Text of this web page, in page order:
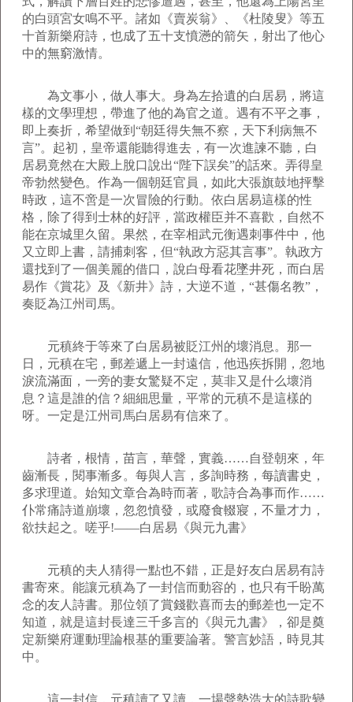
的白頭宮女鳴不平。諸如《賣炭翁》、《杜陵叟》等五
十首新樂府詩，也成了五十支憤懣的箭矢，射出了他心
中的無窮激情。
為文事小，做人事大。身為左拾遺的白居易，將這
樣的文學理想，帶進了他的為官之道。遇有不平之事，
即上奏折，希望做到“朝廷得失無不察，天下利病無不
言”。起初，皇帝還能聽得進去，有一次進諫不聽，白
居易竟然在大殿上脫口說出“陛下誤矣”的話來。弄得皇
帝勃然變色。作為一個朝廷官員，如此大張旗鼓地抨擊
時政，這不啻是一次冒險的行動。依白居易這樣的性
格，除了得到士林的好評，當政權臣并不喜歡，自然不
能在京城里久留。果然，在宰相武元衡遇刺事件中，他
又立即上書，請捕刺客，但“執政方惡其言事”。執政方
還找到了一個美麗的借口，說白母看花墜井死，而白居
易作《賞花》及《新井》詩，大逆不道，“甚傷名教”，
奏貶為江州司馬。
元稹終于等來了白居易被貶江州的壞消息。那一
日，元稹在宅，郵差遞上一封遠信，他迅疾拆開，忽地
淚流滿面，一旁的妻女驚疑不定，莫非又是什么壞消
息？這是誰的信？細細思量，平常的元稹不是這樣的
呀。一定是江州司馬白居易有信來了。
詩者，根情，苗言，華聲，實義……自登朝來，年
齒漸長，閱事漸多。每與人言，多詢時務，每讀書史，
多求理道。始知文章合為時而著，歌詩合為事而作……
仆常痛詩道崩壞，忽忽憤發，或廢食輟寢，不量才力，
欲扶起之。嗟乎!――白居易《與元九書》
元稹的夫人猜得一點也不錯，正是好友白居易有詩
書寄來。能讓元稹為了一封信而動容的，也只有千盼萬
念的友人詩書。那位領了賞錢歡喜而去的郵差也一定不
知道，就是這封長達三千多言的《與元九書》，卻是奠
定新樂府運動理論根基的重要論著。警言妙語，時見其
中。
這一封信，元稹讀了又讀，一場聲勢浩大的詩歌變